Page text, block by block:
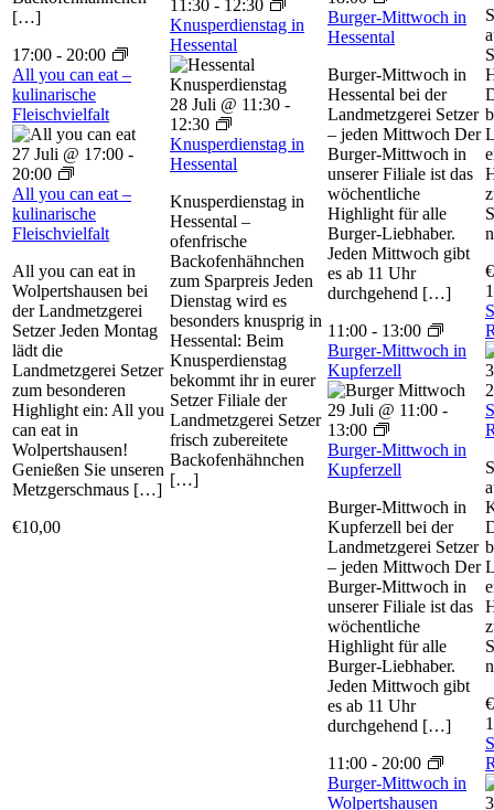
[…]
17:00 - 20:00
All you can eat –
kulinarische
Fleischvielfalt
27 Juli @ 17:00 -
20:00
All you can eat –
kulinarische
Fleischvielfalt
All you can eat in
Wolpertshausen bei
der Landmetzgerei
Setzer Jeden Montag
lädt die
Landmetzgerei Setzer
zum besonderen
Highlight ein: All you
can eat in
Wolpertshausen!
Genießen Sie unseren
Metzgerschmaus […]
€10,00
11:30 - 12:30
Knusperdienstag in
Hessental
28 Juli @ 11:30 -
12:30
Knusperdienstag in
Hessental
Knusperdienstag in
Hessental –
ofenfrische
Backofenhähnchen
zum Sparpreis Jeden
Dienstag wird es
besonders knusprig in
Hessental: Beim
Knusperdienstag
bekommt ihr in eurer
Setzer Filiale der
Landmetzgerei Setzer
frisch zubereitete
Backofenhähnchen
[…]
Burger-Mittwoch in
Hessental
Burger-Mittwoch in
Hessental bei der
Landmetzgerei Setzer
– jeden Mittwoch Der
Burger-Mittwoch in
unserer Filiale ist das
wöchentliche
Highlight für alle
Burger-Liebhaber.
Jeden Mittwoch gibt
es ab 11 Uhr
durchgehend […]
11:00 - 13:00
Burger-Mittwoch in
Kupferzell
29 Juli @ 11:00 -
13:00
Burger-Mittwoch in
Kupferzell
Burger-Mittwoch in
Kupferzell bei der
Landmetzgerei Setzer
– jeden Mittwoch Der
Burger-Mittwoch in
unserer Filiale ist das
wöchentliche
Highlight für alle
Burger-Liebhaber.
Jeden Mittwoch gibt
es ab 11 Uhr
durchgehend […]
11:00 - 20:00
Burger-Mittwoch in
Wolpertshausen